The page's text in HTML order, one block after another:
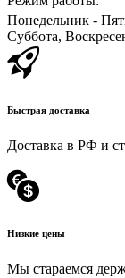
Понедельник -
Суббота,
Быстрая доставка
Доставка в РФ и
Низкие цены
Мы стараемся